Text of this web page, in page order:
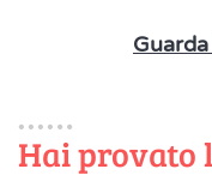
Hai provato